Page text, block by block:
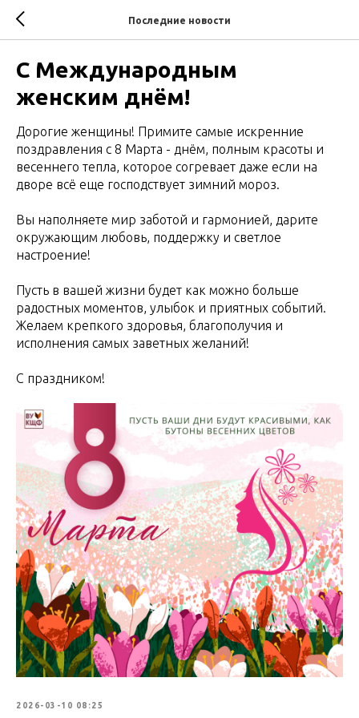
Последние новости
С Международным
женским днём!
Дорогие женщины! Примите самые искренние
поздравления с 8 Марта - днём, полным красоты и
весеннего тепла, которое согревает даже если на
дворе всё еще господствует зимний мороз.
Вы наполняете мир заботой и гармонией, дарите
окружающим любовь, поддержку и светлое
настроение!
Пусть в вашей жизни будет как можно больше
радостных моментов, улыбок и приятных событий.
Желаем крепкого здоровья, благополучия и
исполнения самых заветных желаний!
С праздником!
2026-03-10 08:25